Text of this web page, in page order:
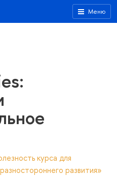
Меню
курса для
развития»